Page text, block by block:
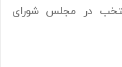
در مجلس شورای